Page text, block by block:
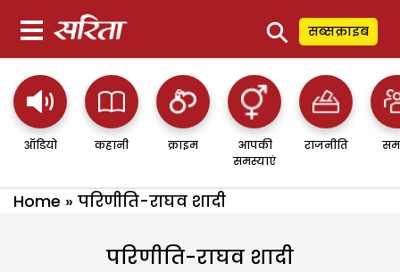
⚲ सब्सक्राइब
ऑडियो कहानी क्राइम
आपकी
समस्याएं
राजनीति
Home » परिणीति-राघव शादी
परिणीति-राघव शादी